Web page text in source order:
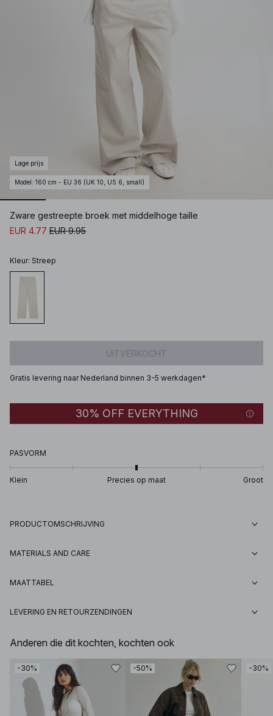
Lage prijs
Model : 160 cm - EU 36 (UK 10, US 6, small)
Zware gestreepte broek met middelhoge taille
EUR 4.77 EUR 9.95
Kleur: Streep
UITVERKOCHT
Gratis levering naar Nederland binnen 3-5 werkdagen*
30% OFF EVERYTHING
PASVORM
Klein Precies op maat Groot
PRODUCTOMSCHRIJVING
MATERIALS AND CARE
MAATTABEL
LEVERING EN RETOURZENDINGEN
Anderen die dit kochten, kochten ook
-30% -50% -30%